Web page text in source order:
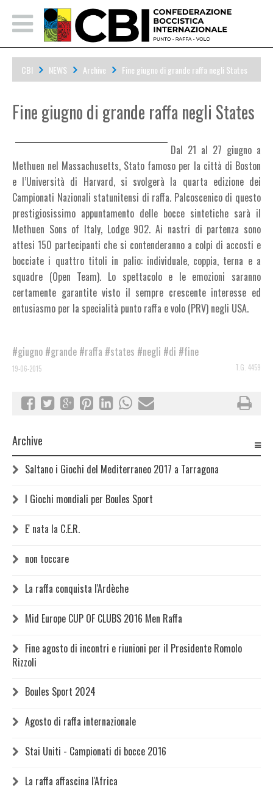
CBI NEWS Archive Fine giugno di grande raffa negli States
Fine giugno di grande raffa negli States
Dal 21 al 27 giugno a
Methuen nel Massachusetts, Stato famoso per la città di Boston
e l’Università di Harvard, si svolgerà la quarta edizione dei
Campionati Nazionali statunitensi di raffa. Palcoscenico di questo
prestigiosissimo appuntamento delle bocce sintetiche sarà il
Methuen Sons of Italy, Lodge 902. Ai nastri di partenza sono
attesi 150 partecipanti che si contenderanno a colpi di accosti e
bocciate i quattro titoli in palio: individuale, coppia, terna e a
squadre (Open Team). Lo spettacolo e le emozioni saranno
certamente garantite visto il sempre crescente interesse ed
entusiasmo per la specialità punto raffa e volo (PRV) negli USA.
#giugno #grande #raffa #states #negli #di #fine
T.G. 4459
19-06-2015
Archive
Saltano i Giochi del Mediterraneo 2017 a Tarragona
I Giochi mondiali per Boules Sport
E' nata la C.E.R.
non toccare
La raffa conquista l'Ardèche
Mid Europe CUP OF CLUBS 2016 Men Raffa
Fine agosto di incontri e riunioni per il Presidente Romolo
Rizzoli
Boules Sport 2024
Agosto di raffa internazionale
Stai Uniti - Campionati di bocce 2016
La raffa affascina l'Africa